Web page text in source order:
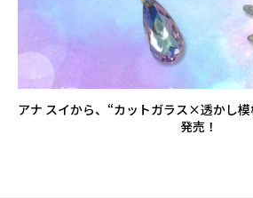
アナ スイから、“カットガラス×透かし
発売！